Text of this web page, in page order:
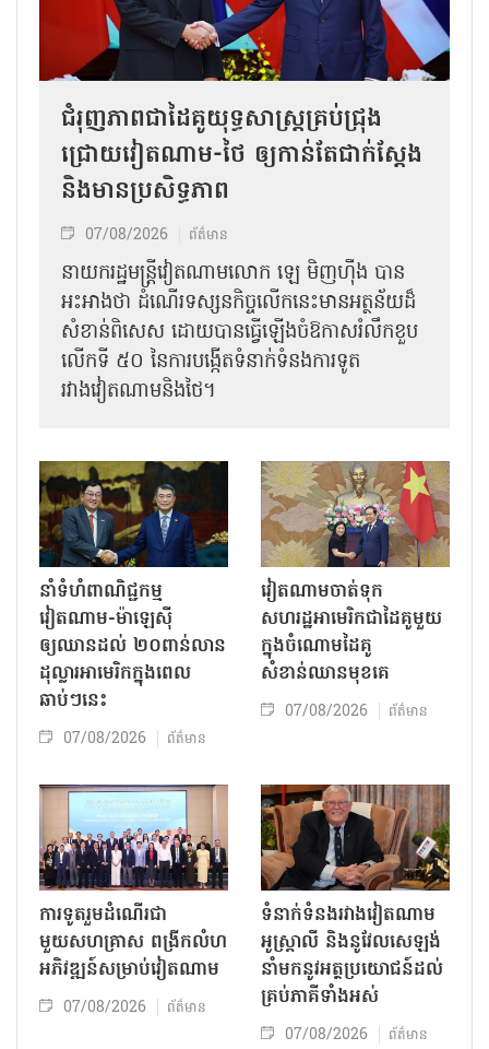
ជំរុញភាពជាដៃគូយុទ្ធសាស្ត្រគ្រប់ជ្រុង
ជ្រោយវៀតណាម-ថៃ ឲ្យកាន់តែជាក់ស្ដែង
និងមានប្រសិទ្ធភាព
07/08/2026 ព័ត៌មាន
នាយករដ្ឋមន្ត្រីវៀតណាមលោក ឡេ មិញហ៊ឹង បាន
អះអាងថា ដំណើរទស្សនកិច្ចលើកនេះមានអត្ថន័យដ៏
សំខាន់ពិសេស ដោយបានធ្វើឡើងចំឱកាសរំលឹកខួប
លើកទី ៥០ នៃការបង្កើតទំនាក់ទំនងការទូត
រវាងវៀតណាមនិងថៃ។
នាំទំហំពាណិជ្ជកម្ម
វៀតណាម-ម៉ាឡេស៊ី
ឲ្យឈានដល់ ២០ពាន់លាន
ដុល្លារអាមេរិកក្នុងពេល
ឆាប់ៗនេះ
07/08/2026 ព័ត៌មាន
វៀតណាមចាត់ទុក
សហរដ្ឋអាមេរិកជាដៃគូមួយ
ក្នុងចំណោមដៃគូ
សំខាន់ឈានមុខគេ
07/08/2026 ព័ត៌មាន
ការទូតរួមដំណើរជា
មួយសហគ្រាស ពង្រីកលំហ
អភិវឌ្ឍន៍សម្រាប់វៀតណាម
07/08/2026 ព័ត៌មាន
ទំនាក់ទំនងរវាងវៀតណាម
អូស្ត្រាលី និងនូវែលសេឡង់
នាំមកនូវអត្ថប្រយោជន៍ដល់
គ្រប់ភាគីទាំងអស់
07/08/2026 ព័ត៌មាន